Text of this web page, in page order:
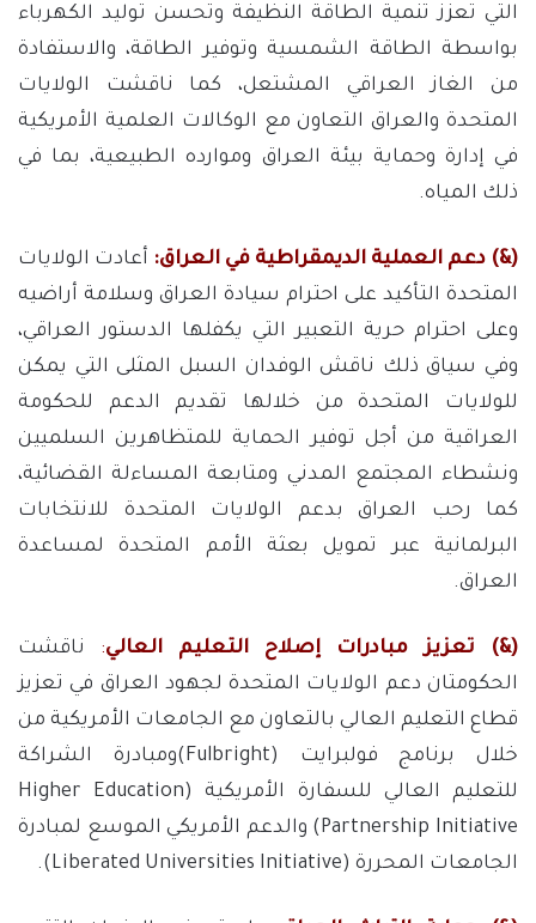
التي تعزز تنمية الطاقة النظيفة وتحسن توليد الكهرباء
بواسطة الطاقة الشمسية وتوفير الطاقة، والاستفادة
من الغاز العراقي المشتعل، كما ناقشت الولايات
المتحدة والعراق التعاون مع الوكالات العلمية الأمريكية
في إدارة وحماية بيئة العراق وموارده الطبيعية، بما في
ذلك المياه.
(&) دعم العملية الديمقراطية في العراق: أعادت الولايات
المتحدة التأكيد على احترام سيادة العراق وسلامة أراضيه
وعلى احترام حرية التعبير التي يكفلها الدستور العراقي،
وفي سياق ذلك ناقش الوفدان السبل المثلى التي يمكن
للولايات المتحدة من خلالها تقديم الدعم للحكومة
العراقية من أجل توفير الحماية للمتظاهرين السلميين
ونشطاء المجتمع المدني ومتابعة المساءلة القضائية،
كما رحب العراق بدعم الولايات المتحدة للانتخابات
البرلمانية عبر تمويل بعثة الأمم المتحدة لمساعدة
العراق.
(&) تعزيز مبادرات إصلاح التعليم العالي: ناقشت
الحكومتان دعم الولايات المتحدة لجهود العراق في تعزيز
قطاع التعليم العالي بالتعاون مع الجامعات الأمريكية من
خلال برنامج فولبرايت (Fulbright)ومبادرة الشراكة
للتعليم العالي للسفارة الأمريكية (Higher Education
Partnership Initiative) والدعم الأمريكي الموسع لمبادرة
الجامعات المحررة (Liberated Universities Initiative).